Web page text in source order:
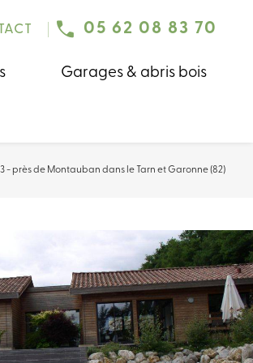
05 62 08 83 70
Garages & abris bois
- près de Montauban dans le Tarn et Garonne (82)